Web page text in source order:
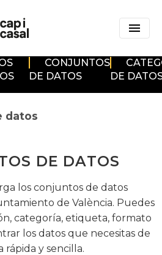
CONJUNTOS
DE DATOS
DE
datos
DE DATOS
los conjuntos de datos
de València. Puedes
categoría, etiqueta, formato
los datos que necesitas de
rápida y sencilla.